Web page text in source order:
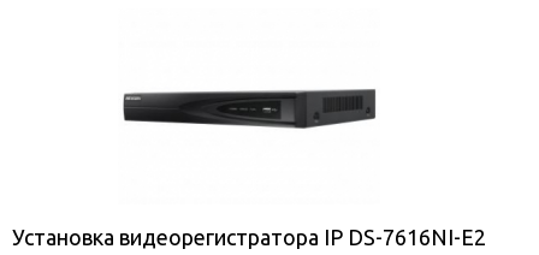
Установка видеорегистратора IP DS-7616NI-E2